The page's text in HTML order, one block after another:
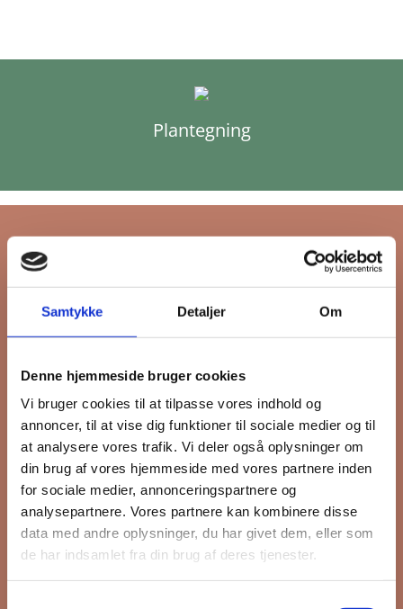
Samtykke Detaljer Om
Denne hjemmeside bruger cookies
Vi bruger cookies til at tilpasse vores indhold og
annoncer, til at vise dig funktioner til sociale medier og til
at analysere vores trafik. Vi deler også oplysninger om
din brug af vores hjemmeside med vores partnere inden
for sociale medier, annonceringspartnere og
analysepartnere. Vores partnere kan kombinere disse
data med andre oplysninger, du har givet dem, eller som
de har indsamlet fra din brug af deres tjenester.
Plantegning
Tilmeld dig FB
nyhedsbrev
Hold dig opdateret på hvad der sker
på Grønttorvet. I vores nyhedsbrev
sender vi blandt andet invitation til
VIP Åbent Hus, når vi sætter nye
boliger til salg og udlejning, så du